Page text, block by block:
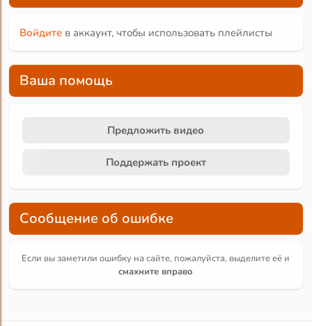
Войдите в аккаунт, чтобы использовать плейлисты
Ваша помощь
Предложить видео
Поддержать проект
Сообщение об ошибке
Если вы заметили ошибку на сайте, пожалуйста, выделите её и
смахните вправо